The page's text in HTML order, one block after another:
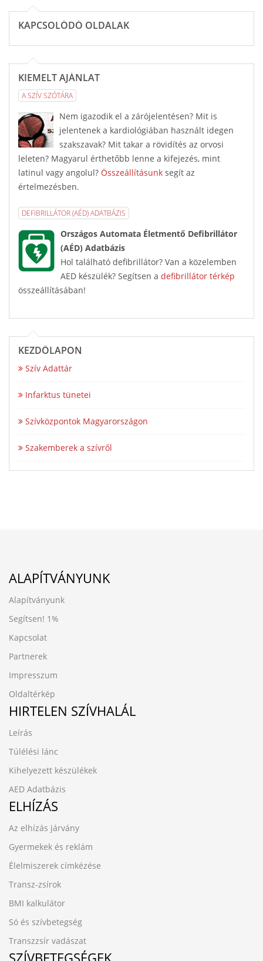
KAPCSOLÓDÓ OLDALAK
KIEMELT AJÁNLAT
A SZÍV SZÓTÁRA
Nem igazodik el a zárójelentésen? Mit is
jelentenek a kardiológiában használt idegen
szakszavak? Mit takar a rövidítés az orvosi
leleten? Magyarul érthetőbb lenne a kifejezés, mint
latinul vagy angolul? Összeállításunk segít az
értelmezésben.
DEFIBRILLÁTOR (AÉD) ADATBÁZIS
Országos Automata Életmentő Defibrillátor
(AÉD) Adatbázis
Hol található defibrillátor? Van a közelemben
AED készülék? Segítsen a defibrillátor térkép
összeállításában!
KEZDŐLAPON
Szív Adattár
Infarktus tünetei
Szívközpontok Magyarországon
Szakemberek a szívről
ALAPÍTVÁNYUNK
Alapítványunk
Segítsen! 1%
Kapcsolat
Partnerek
Impresszum
Oldaltérkép
HIRTELEN SZÍVHALÁL
Leírás
Túlélési lánc
Kihelyezett készülékek
AED Adatbázis
ELHÍZÁS
Az elhízás járvány
Gyermekek és reklám
Élelmiszerek címkézése
Transz-zsírok
BMI kalkulátor
Só és szívbetegség
Transzzsír vadászat
SZÍVBETEGSÉGEK